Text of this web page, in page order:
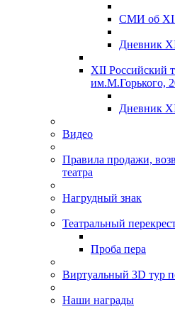
СМИ об XI
Дневник
XII Российский
им.М.Горького,
Дневник
Видео
Правила продажи,
театра
Нагрудный знак
Театральный
Проба пера
Виртуальный 3D тур
Наши награды